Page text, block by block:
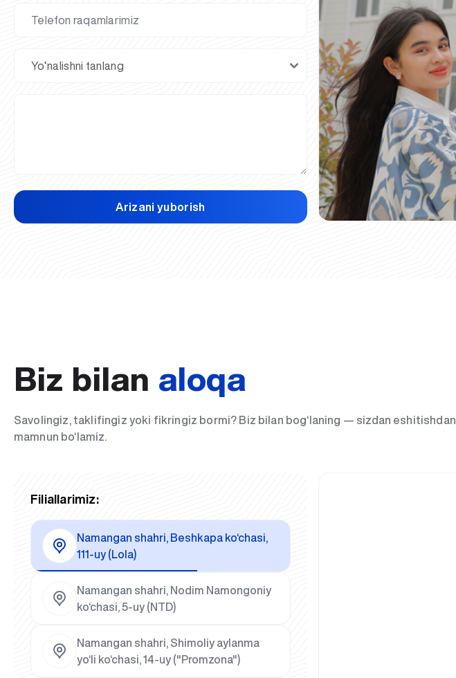
Arizani yuborish
Biz bilan aloqa
Savolingiz, taklifingiz yoki fikringiz bormi? Biz bilan bog‘laning — sizdan eshitishdan
mamnun bo‘lamiz.
Filiallarimiz:
Namangan shahri, Beshkapa ko‘chasi,
111-uy (Lola)
Namangan shahri, Nodim Namongoniy
ko‘chasi, 5-uy (NTD)
Namangan shahri, Shimoliy aylanma
yo‘li ko‘chasi, 14-uy ("Promzona")